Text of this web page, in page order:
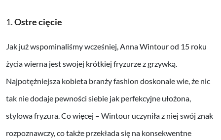
1.Ostre cięcie
Jak już wspominaliśmy wcześniej, Anna Wintour od 15 roku
życia wierna jest swojej krótkiej fryzurze z grzywką.
Najpotężniejsza kobieta branży fashion doskonale wie, że nic
tak nie dodaje pewności siebie jak perfekcyjne ułożona,
stylowa fryzura. Co więcej – Wintour uczyniła z niej swój znak
rozpoznawczy, co także przekłada się na konsekwentne